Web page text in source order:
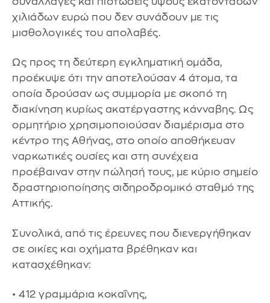
χιλιάδων ευρώ που δεν συνάδουν με τις
μισθολογικές του απολαβές.
Ως προς τη δεύτερη εγκληματική ομάδα,
προέκυψε ότι την αποτελούσαν 4 άτομα, τα
οποία δρούσαν ως συμμορία με σκοπό τη
διακίνηση κυρίως ακατέργαστης κάνναβης. Ως
ορμητήριο χρησιμοποιούσαν διαμέρισμα στο
κέντρο της Αθήνας, στο οποίο αποθήκευαν
ναρκωτικές ουσίες και στη συνέχεια
προέβαιναν στην πώλησή τους, με κύριο σημείο
δραστηριοποίησης σιδηροδρομικό σταθμό της
Αττικής.
Συνολικά, από τις έρευνες που διενεργήθηκαν
σε οικίες και οχήματα βρέθηκαν και
κατασχέθηκαν:
• 412 γραμμάρια κοκαΐνης,